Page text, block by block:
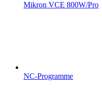
Mikron VCE 800W/Pro
NC-Programme